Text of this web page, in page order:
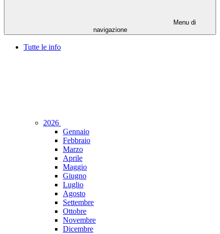
Menu di
navigazione
Tutte le info
2026
Gennaio
Febbraio
Marzo
Aprile
Maggio
Giugno
Luglio
Agosto
Settembre
Ottobre
Novembre
Dicembre